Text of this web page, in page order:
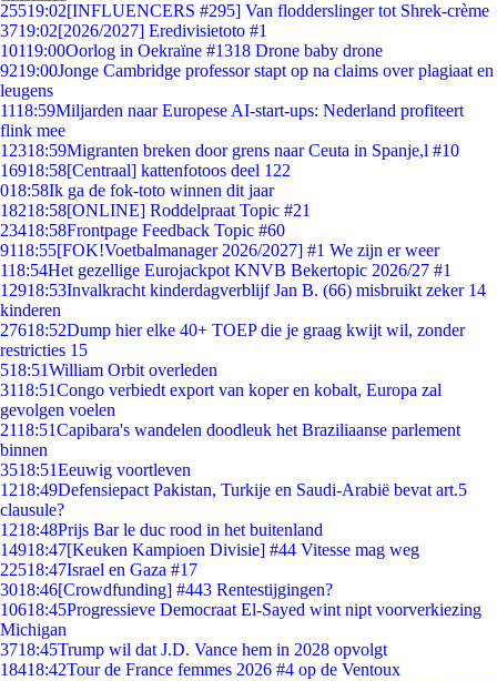
25519:02[INFLUENCERS #295] Van flodderslinger tot Shrek-crème
3719:02[2026/2027] Eredivisietoto #1
10119:00Oorlog in Oekraïne #1318 Drone baby drone
9219:00Jonge Cambridge professor stapt op na claims over plagiaat en
leugens
1118:59Miljarden naar Europese AI-start-ups: Nederland profiteert
flink mee
12318:59Migranten breken door grens naar Ceuta in Spanje,l #10
16918:58[Centraal] kattenfotoos deel 122
018:58Ik ga de fok-toto winnen dit jaar
18218:58[ONLINE] Roddelpraat Topic #21
23418:58Frontpage Feedback Topic #60
9118:55[FOK!Voetbalmanager 2026/2027] #1 We zijn er weer
118:54Het gezellige Eurojackpot KNVB Bekertopic 2026/27 #1
12918:53Invalkracht kinderdagverblijf Jan B. (66) misbruikt zeker 14
kinderen
27618:52Dump hier elke 40+ TOEP die je graag kwijt wil, zonder
restricties 15
518:51William Orbit overleden
3118:51Congo verbiedt export van koper en kobalt, Europa zal
gevolgen voelen
2118:51Capibara's wandelen doodleuk het Braziliaanse parlement
binnen
3518:51Eeuwig voortleven
1218:49Defensiepact Pakistan, Turkije en Saudi-Arabië bevat art.5
clausule?
1218:48Prijs Bar le duc rood in het buitenland
14918:47[Keuken Kampioen Divisie] #44 Vitesse mag weg
22518:47Israel en Gaza #17
3018:46[Crowdfunding] #443 Rentestijgingen?
10618:45Progressieve Democraat El-Sayed wint nipt voorverkiezing
Michigan
3718:45Trump wil dat J.D. Vance hem in 2028 opvolgt
18418:42Tour de France femmes 2026 #4 op de Ventoux